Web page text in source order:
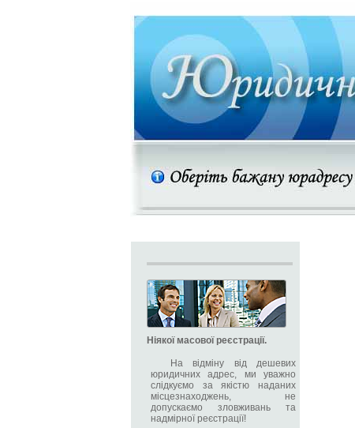
Ніякої масової реєстрації.
На відміну від дешевих
юридичних адрес, ми уважно
слідкуємо за якістю наданих
місцезнаходжень, не
допускаємо зловживань та
надмірної реєстрації!